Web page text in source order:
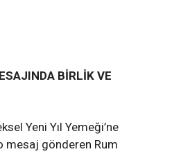
BİRLİK VE
Yeni Yıl Yemeği’ne
mesaj gönderen Rum